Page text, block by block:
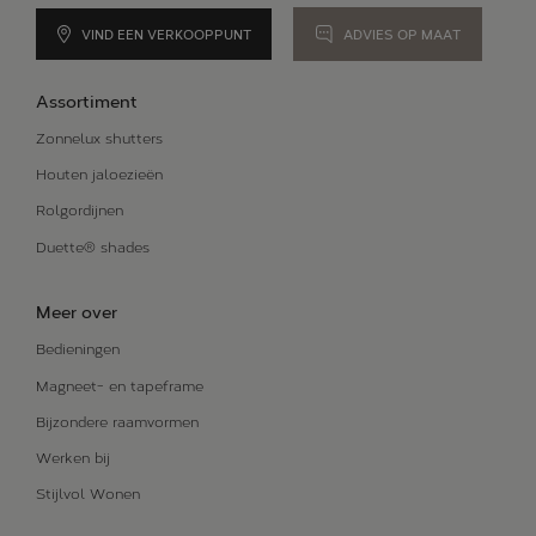
Alle oplossingen
ONS VERHAAL
VIND EEN VERKOOPPUNT ADVIES OP MAAT
Assortiment
Zonnelux shutters
Houten jaloezieën
Rolgordijnen
Duette® shades
Meer over
Bedieningen
Magneet- en tapeframe
Bijzondere raamvormen
Werken bij
Stijlvol Wonen